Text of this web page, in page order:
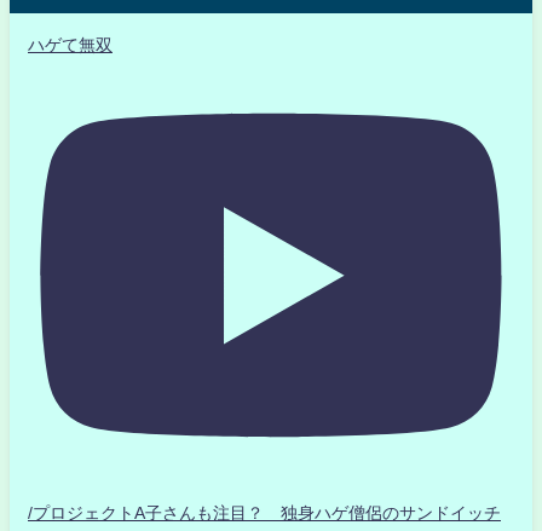
ハゲて無双
/プロジェクトA子さんも注目？ 独身ハゲ僧侶のサンドイッチ